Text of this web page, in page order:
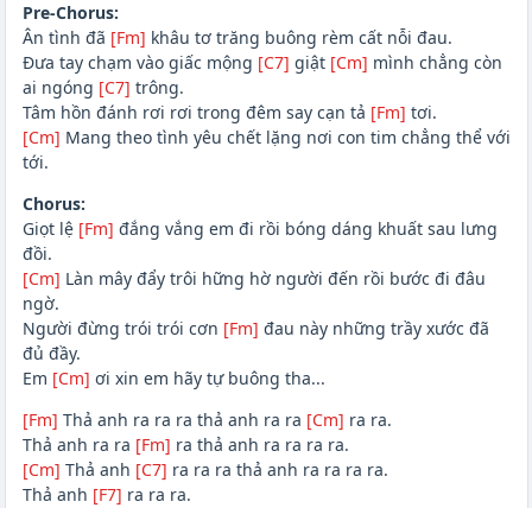
Pre-Chorus:
Ân tình đã [Fm] khâu tơ trăng buông rèm cất nỗi đau.
Đưa tay chạm vào giấc mộng [C7] giật [Cm] mình chẳng còn
ai ngóng [C7] trông.
Tâm hồn đánh rơi rơi trong đêm say cạn tả [Fm] tơi.
[Cm] Mang theo tình yêu chết lặng nơi con tim chẳng thể với
tới.
Chorus:
Giọt lệ [Fm] đắng vắng em đi rồi bóng dáng khuất sau lưng
đồi.
[Cm] Làn mây đẩy trôi hững hờ người đến rồi bước đi đâu
ngờ.
Người đừng trói trói cơn [Fm] đau này những trầy xước đã
đủ đầy.
Em [Cm] ơi xin em hãy tự buông tha...
[Fm] Thả anh ra ra ra thả anh ra ra [Cm] ra ra.
Thả anh ra ra [Fm] ra thả anh ra ra ra ra.
[Cm] Thả anh [C7] ra ra ra thả anh ra ra ra ra.
Thả anh [F7] ra ra ra.